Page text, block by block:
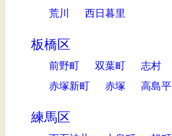
荒川 西日暮里
板橋区
前野町 双葉町 志村
赤塚新町
赤塚 高島平
練馬区